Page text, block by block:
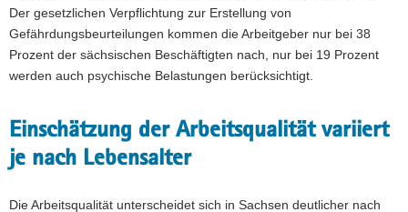
Der gesetzlichen Verpflichtung zur Erstellung von
Gefährdungsbeurteilungen kommen die Arbeitgeber nur bei 38
Prozent der sächsischen Beschäftigten nach, nur bei 19 Prozent
werden auch psychische Belastungen berücksichtigt.
Einschätzung der Arbeitsqualität variiert
je nach Lebensalter
Die Arbeitsqualität unterscheidet sich in Sachsen deutlicher nach